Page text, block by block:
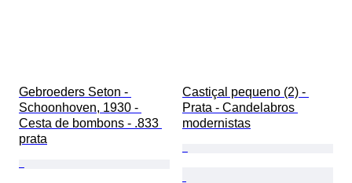
Gebroeders Seton -
Schoonhoven, 1930 -
Cesta de bombons - .833
prata
Castiçal pequeno (2) -
Prata - Candelabros
modernistas